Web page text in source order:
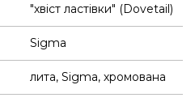
"хвіст ластівки" (Dovetail)
Sigma
лита, Sigma, хромована